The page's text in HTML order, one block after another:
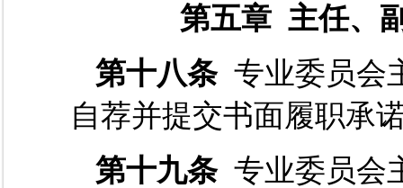
第五章 主任、
第十八条 专业委员会
自荐并提交书面履职承
第十九条 专业委员会